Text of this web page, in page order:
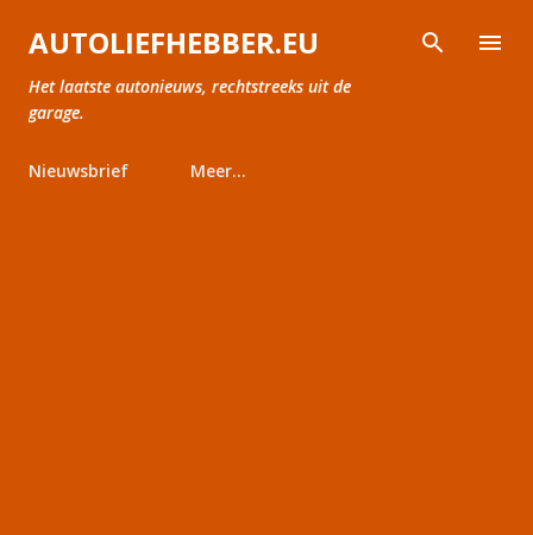
Doorgaan naar hoofdcontent
AUTOLIEFHEBBER.EU
Het laatste autonieuws, rechtstreeks uit de
garage.
Nieuwsbrief Meer…